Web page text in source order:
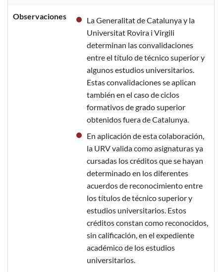
Observaciones
La Generalitat de Catalunya y la
Universitat Rovira i Virgili
determinan las convalidaciones
entre el título de técnico superior y
algunos estudios universitarios.
Estas convalidaciones se aplican
también en el caso de ciclos
formativos de grado superior
obtenidos fuera de Catalunya.
En aplicación de esta colaboración,
la URV valida como asignaturas ya
cursadas los créditos que se hayan
determinado en los diferentes
acuerdos de reconocimiento entre
los títulos de técnico superior y
estudios universitarios. Estos
créditos constan como reconocidos,
sin calificación, en el expediente
académico de los estudios
universitarios.